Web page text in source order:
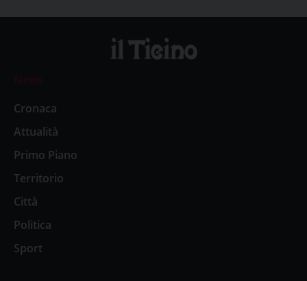
News
Cronaca
Attualità
Primo Piano
Territorio
Città
Politica
Sport